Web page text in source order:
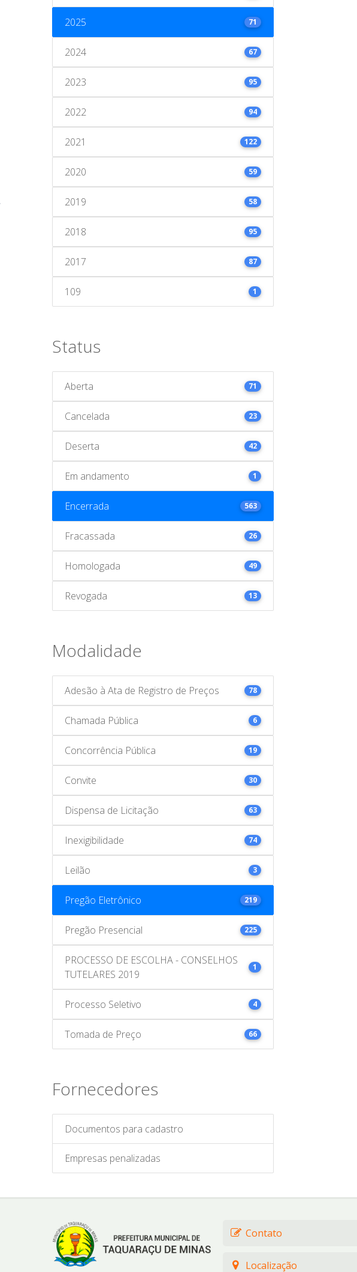
2025 71
2024 67
2023 95
2022 94
2021 122
2020 59
2019 58
2018 95
2017 87
109 1
Status
Aberta 71
Cancelada 23
Deserta 42
Em andamento 1
Encerrada 563
Fracassada 26
Homologada 49
Revogada 13
Modalidade
Adesão à Ata de Registro de Preços 78
Chamada Pública 6
Concorrência Pública 19
Convite 30
Dispensa de Licitação 63
Inexigibilidade 74
Leilão 3
Pregão Eletrônico 219
Pregão Presencial 225
PROCESSO DE ESCOLHA - CONSELHOS
TUTELARES 2019
1
Processo Seletivo 4
Tomada de Preço 66
Fornecedores
Documentos para cadastro
Empresas penalizadas
Contato
Localização